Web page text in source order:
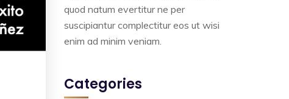
quod natum evertitur ne per
suscipiantur complectitur eos ut wisi
enim ad minim veniam.
Categories